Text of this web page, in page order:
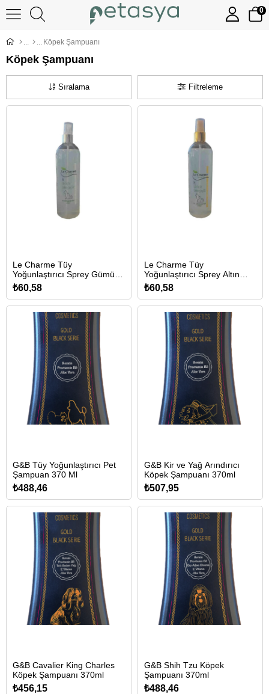
0
Köpek Şampuanı
Köpek Şampuanı
Filtreleme
Sıralama
Le Charme Tüy
Yoğunlaştırıcı Sprey Gümüş
(350 Ml)
₺60,58
Le Charme Tüy
Yoğunlaştırıcı Sprey Altın
(350 Ml)
₺60,58
G&B Tüy Yoğunlaştırıcı Pet
Şampuan 370 Ml
₺488,46
G&B Kir ve Yağ Arındırıcı
Köpek Şampuanı 370ml
₺507,95
G&B Cavalier King Charles
Köpek Şampuanı 370ml
₺456,15
G&B Shih Tzu Köpek
Şampuanı 370ml
₺488,46